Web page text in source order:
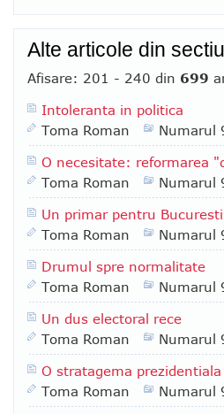
Alte articole din
Afisare: 201 - 240 din 699
Intoleranta in politica
Toma Roman
Numarul
O necesitate: reformarea
Toma Roman
Numarul
Un primar pentru Bucuresti
Toma Roman
Numarul
Drumul spre normalitate
Toma Roman
Numarul
Un dus electoral rece
Toma Roman
Numarul
O stratagema prezidentiala
Toma Roman
Numarul